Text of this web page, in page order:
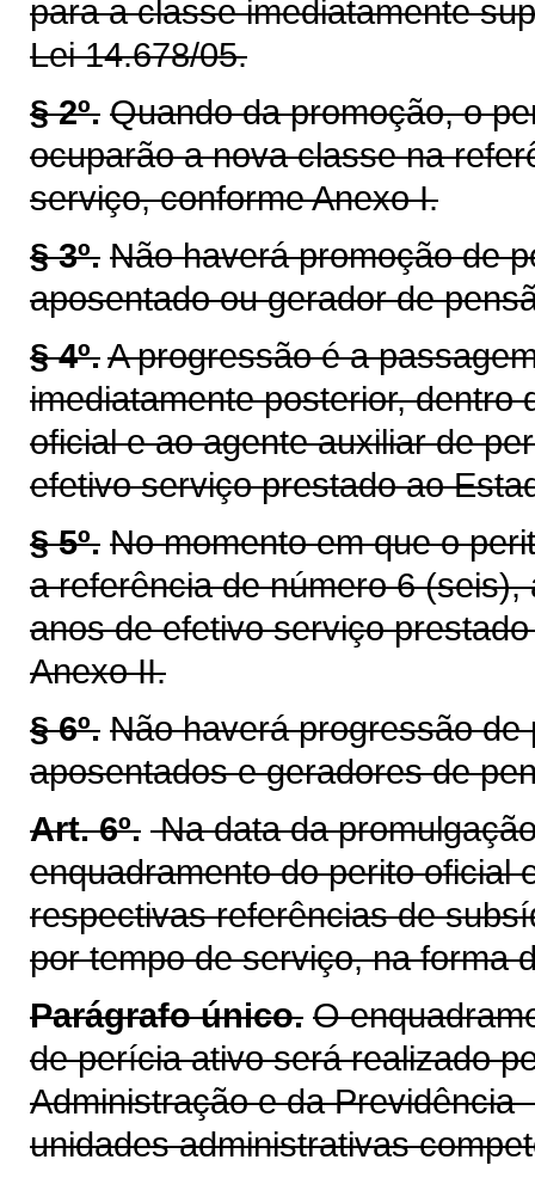
para a classe imediatamente
Lei 14.678/05.
§ 2º. Quando da promoção, o
ocuparão a nova classe na
serviço, conforme Anexo I.
§ 3º. Não haverá promoção de
aposentado ou gerador de
§ 4º.A progressão é a
imediatamente posterior, dentro
oficial e ao agente auxiliar de
efetivo serviço prestado ao
§ 5º. No momento em que o
a referência de número 6
anos de efetivo serviço
Anexo II.
§ 6º. Não haverá progressão
aposentados e geradores de
Art. 6º. Na data da
enquadramento do perito oficial
respectivas referências de
por tempo de serviço, na forma
Parágrafo único. O
de perícia ativo será realizado
Administração e da Previdência
unidades administrativas